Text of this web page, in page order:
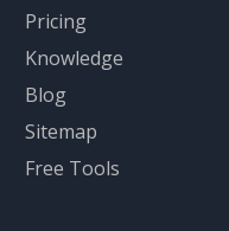
Pricing
Knowledge
Blog
Sitemap
Free Tools